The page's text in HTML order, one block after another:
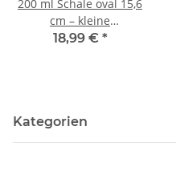
200 ml Schale oval 15,6
cm – kleine
Servierschüssel für
18,99 € *
Kategorien